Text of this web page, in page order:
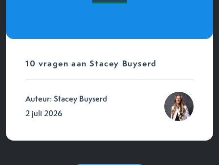
10 vragen aan Stacey Buyserd
Auteur: Stacey Buyserd
2 juli 2026